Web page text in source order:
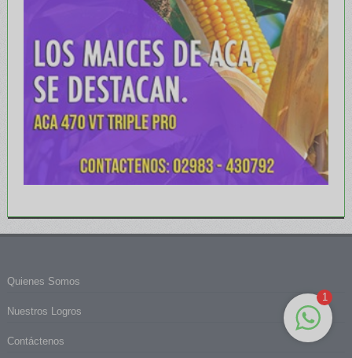
Quienes Somos
Nuestros Logros
Contáctenos
1